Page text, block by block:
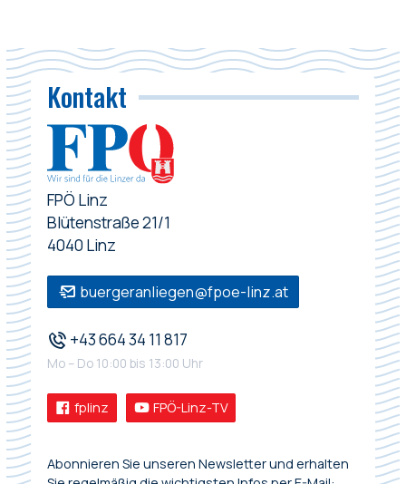
Kontakt
FPÖ Linz
Blütenstraße 21/1
4040 Linz
buergeranliegen@fpoe-linz.at
+43 664 34 11 817
Mo – Do 10:00 bis 13:00 Uhr
fplinz FPÖ-Linz-TV
Abonnieren Sie unseren Newsletter und erhalten